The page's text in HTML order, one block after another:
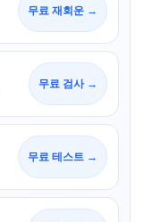
무료 재회운 →
무료 검사 →
무료 테스트 →